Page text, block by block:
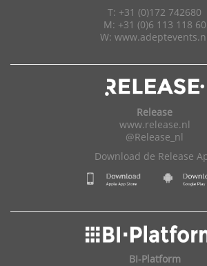
T: +31 (0)172 742680
M: +31 (0)6 113 118 60
W: www.adeptevents.nl
Release
www.release.nl
@Release_nl
Download de Release
BI-Platform